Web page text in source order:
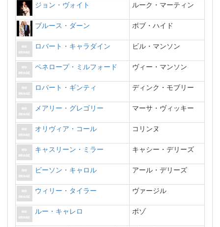
ジョン・ヴォイト ルーク・マーティン
ブルース・ダーン ボブ・ハイド
ロバート・キャラダイン ビル・マンソン
ペネロープ・ミルフォード ヴィー・マンソン
ロバート・ギンティ ディンク・モブリー
メアリー・グレゴリー マーサ・ヴィッキー
オリヴィア・コール コリンヌ
キャスリーン・ミラー キャシー・デリーズ
ビーソン・キャロル アール・デリーズ
ウィリー・タイラー ヴァージル
ルー・キャレロ ボゾ